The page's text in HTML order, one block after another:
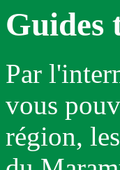
Guides
Par
vous
région,